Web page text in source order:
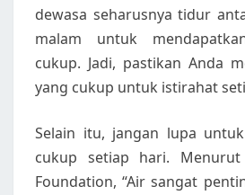
dewasa seharusnya tidur
malam untuk
cukup. Jadi, pastikan Anda
yang cukup untuk istirahat
Selain itu, jangan lupa
cukup setiap hari.
Foundation, “Air sangat